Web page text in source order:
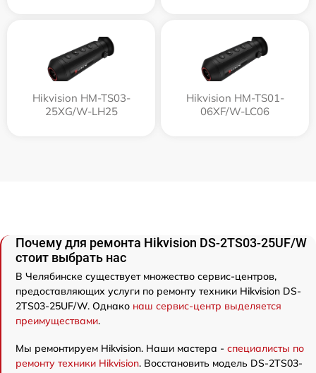
Hikvision HM-TS03-
25XG/W-LH25
Hikvision HM-TS01-
06XF/W-LC06
Почему для ремонта Hikvision DS-2TS03-25UF/W
стоит выбрать нас
В Челябинске существует множество сервис-центров,
предоставляющих услуги по ремонту техники Hikvision DS-
2TS03-25UF/W. Однако наш сервис-центр выделяется
преимуществами.
Мы ремонтируем Hikvision. Наши мастера - специалисты по
ремонту техники Hikvision. Восстановить модель DS-2TS03-